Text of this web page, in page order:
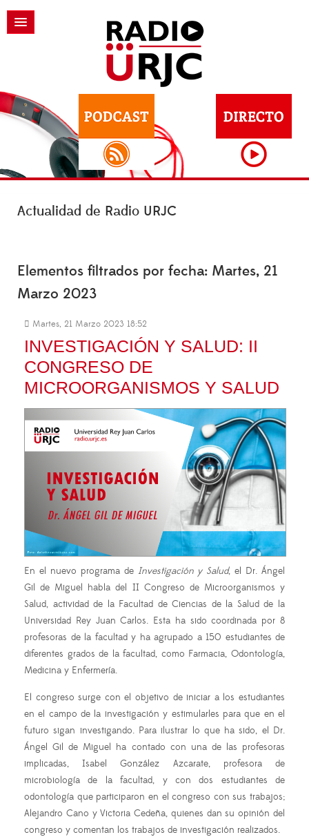
Actualidad de Radio URJC
Elementos filtrados por fecha: Martes, 21
Marzo 2023
Martes, 21 Marzo 2023 18:52
INVESTIGACIÓN Y SALUD: II
CONGRESO DE
MICROORGANISMOS Y SALUD
En el nuevo programa de Investigación y Salud, el Dr. Ángel
Gil de Miguel habla del II Congreso de Microorganismos y
Salud, actividad de la Facultad de Ciencias de la Salud de la
Universidad Rey Juan Carlos. Esta ha sido coordinada por 8
profesoras de la facultad y ha agrupado a 150 estudiantes de
diferentes grados de la facultad, como Farmacia, Odontología,
Medicina y Enfermería.
El congreso surge con el objetivo de iniciar a los estudiantes
en el campo de la investigación y estimularles para que en el
futuro sigan investigando. Para ilustrar lo que ha sido, el Dr.
Ángel Gil de Miguel ha contado con una de las profesoras
implicadas, Isabel González Azcarate, profesora de
microbiología de la facultad, y con dos estudiantes de
odontología que participaron en el congreso con sus trabajos;
Alejandro Cano y Victoria Cedeña, quienes dan su opinión del
congreso y comentan los trabajos de investigación realizados.